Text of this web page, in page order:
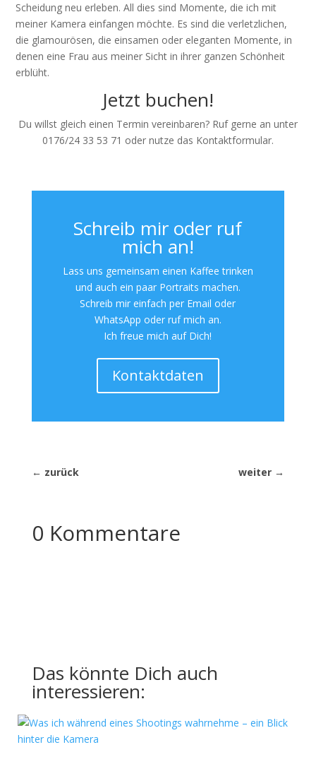
Scheidung neu erleben. All dies sind Momente, die ich mit
meiner Kamera einfangen möchte. Es sind die verletzlichen,
die glamourösen, die einsamen oder eleganten Momente, in
denen eine Frau aus meiner Sicht in ihrer ganzen Schönheit
erblüht.
Jetzt buchen!
Du willst gleich einen Termin vereinbaren? Ruf gerne an unter
0176/24 33 53 71 oder nutze das Kontaktformular.
Schreib mir oder ruf
mich an!
Lass uns gemeinsam einen Kaffee trinken
und auch ein paar Portraits machen.
Schreib mir einfach per Email oder
WhatsApp oder ruf mich an.
Ich freue mich auf Dich!
Kontaktdaten
← zurück weiter →
0 Kommentare
Das könnte Dich auch
interessieren: